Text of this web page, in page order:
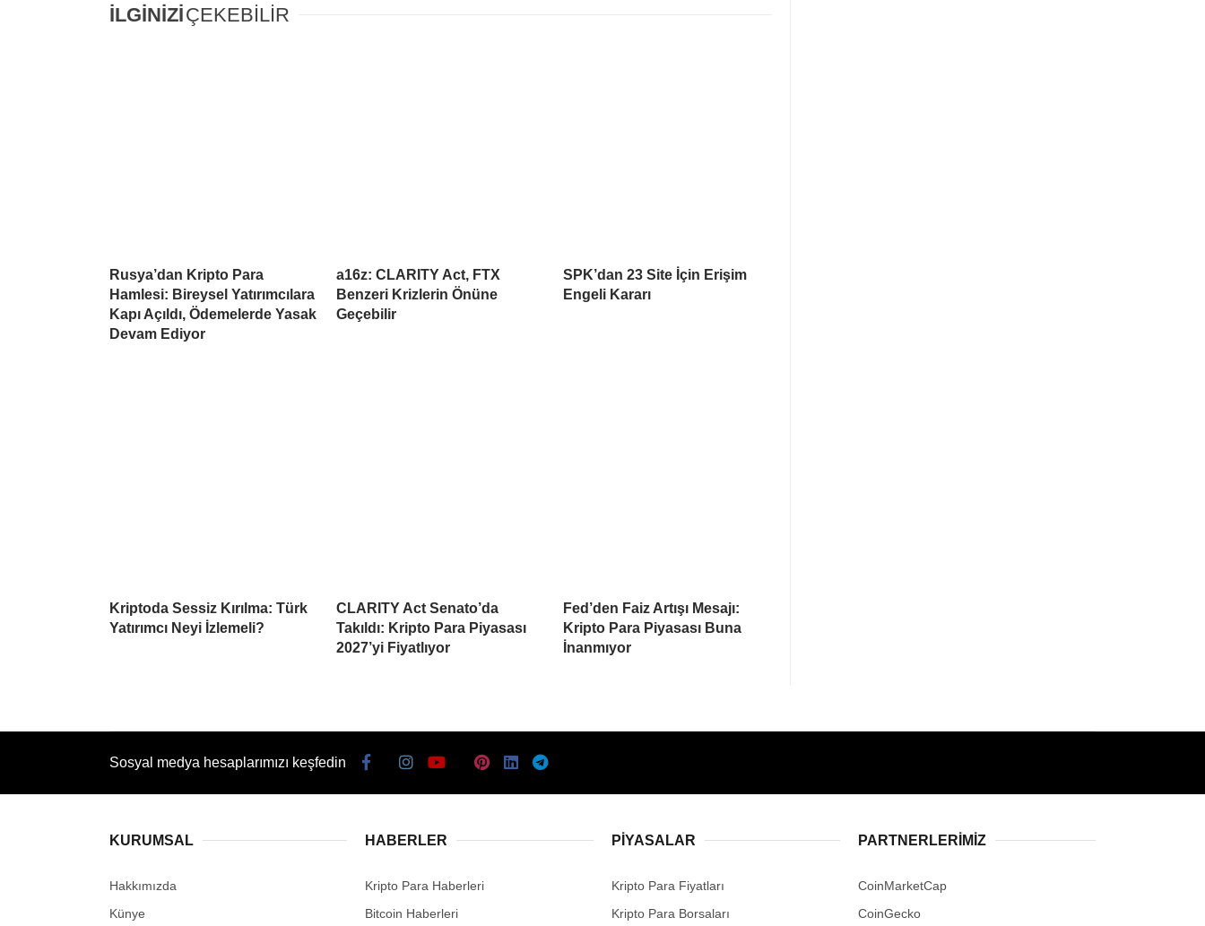
İLGİNİZİÇEKEBİLİR
Rusya’dan Kripto Para
Hamlesi: Bireysel Yatırımcılara
Kapı Açıldı, Ödemelerde Yasak
Devam Ediyor
a16z: CLARITY Act, FTX
Benzeri Krizlerin Önüne
Geçebilir
SPK’dan 23 Site İçin Erişim
Engeli Kararı
Kriptoda Sessiz Kırılma: Türk
Yatırımcı Neyi İzlemeli?
CLARITY Act Senato’da
Takıldı: Kripto Para Piyasası
2027’yi Fiyatlıyor
Fed’den Faiz Artışı Mesajı:
Kripto Para Piyasası Buna
İnanmıyor
Sosyal medya hesaplarımızı keşfedin
KURUMSAL
Hakkımızda
Künye
HABERLER
Kripto Para Haberleri
Bitcoin Haberleri
PIYASALAR
Kripto Para Fiyatları
Kripto Para Borsaları
PARTNERLERIMIZ
CoinMarketCap
CoinGecko